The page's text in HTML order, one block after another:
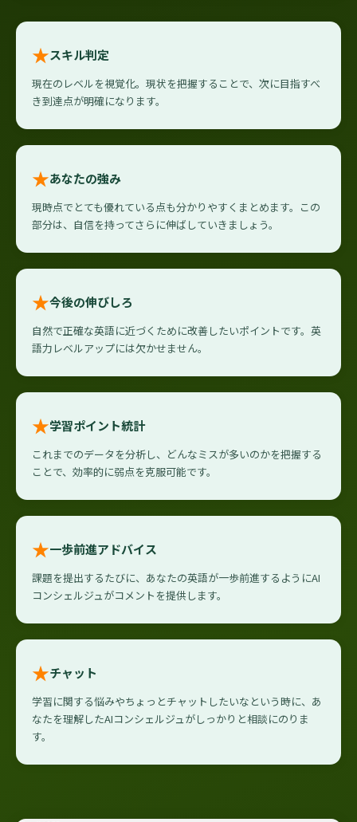
★スキル判定
現在のレベルを視覚化。現状を把握することで、次に目指すべ
き到達点が明確になります。
★あなたの強み
現時点でとても優れている点も分かりやすくまとめます。この
部分は、自信を持ってさらに伸ばしていきましょう。
★今後の伸びしろ
自然で正確な英語に近づくために改善したいポイントです。英
語力レベルアップには欠かせません。
★学習ポイント統計
これまでのデータを分析し、どんなミスが多いのかを把握する
ことで、効率的に弱点を克服可能です。
★一歩前進アドバイス
課題を提出するたびに、あなたの英語が一歩前進するようにAI
コンシェルジュがコメントを提供します。
★チャット
学習に関する悩みやちょっとチャットしたいなという時に、あ
なたを理解したAIコンシェルジュがしっかりと相談にのりま
す。